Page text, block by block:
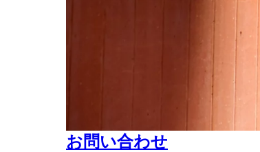
お問い合わせ